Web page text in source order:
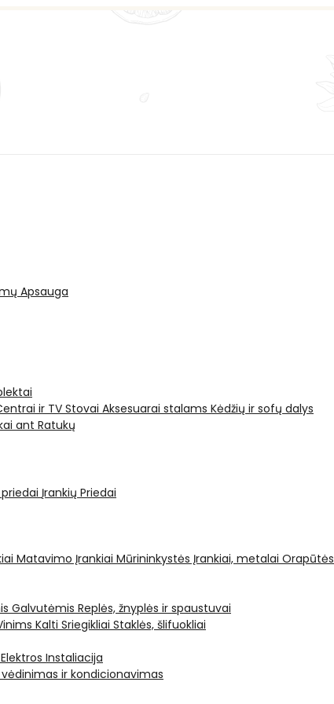
Apsauga
ir TV Stovai Aksesuarai stalams Kėdžių ir sofų dalys
ant Ratukų
Įrankių Priedai
Matavimo Įrankiai Mūrininkystės Įrankiai, metalai Orapūtės
Galvutėmis Replės, žnyplės ir spaustuvai
Kalti Sriegikliai Staklės, šlifuokliai
Instaliacija
vėdinimas ir kondicionavimas